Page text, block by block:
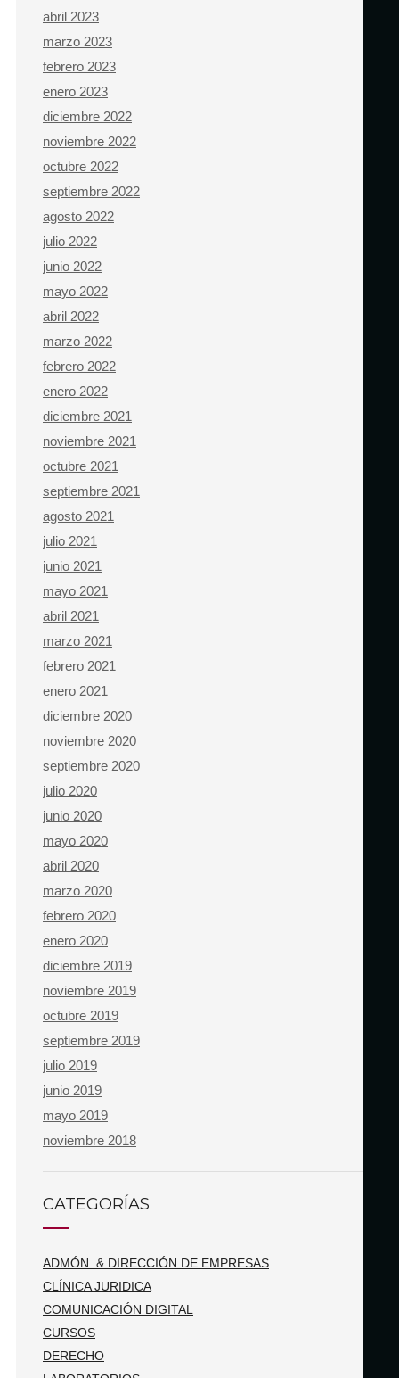
abril 2023
marzo 2023
febrero 2023
enero 2023
diciembre 2022
noviembre 2022
octubre 2022
septiembre 2022
agosto 2022
julio 2022
junio 2022
mayo 2022
abril 2022
marzo 2022
febrero 2022
enero 2022
diciembre 2021
noviembre 2021
octubre 2021
septiembre 2021
agosto 2021
julio 2021
junio 2021
mayo 2021
abril 2021
marzo 2021
febrero 2021
enero 2021
diciembre 2020
noviembre 2020
septiembre 2020
julio 2020
junio 2020
mayo 2020
abril 2020
marzo 2020
febrero 2020
enero 2020
diciembre 2019
noviembre 2019
octubre 2019
septiembre 2019
julio 2019
junio 2019
mayo 2019
noviembre 2018
CATEGORÍAS
ADMÓN. & DIRECCIÓN DE EMPRESAS
CLÍNICA JURIDICA
COMUNICACIÓN DIGITAL
CURSOS
DERECHO